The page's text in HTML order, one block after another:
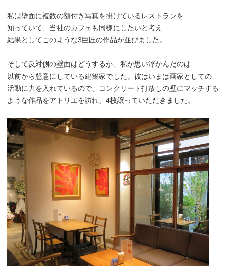
私は壁面に複数の額付き写真を掛けているレストランを
知っていて、当社のカフェも同様にしたいと考え
結果としてこのような3巨匠の作品が並びました。
そして反対側の壁面はどうするか、私が思い浮かんだのは
以前から懇意にしている建築家でした。彼はいまは画家としての
活動に力を入れているので、コンクリート打放しの壁にマッチする
ような作品をアトリエを訪れ、4枚譲っていただきました。